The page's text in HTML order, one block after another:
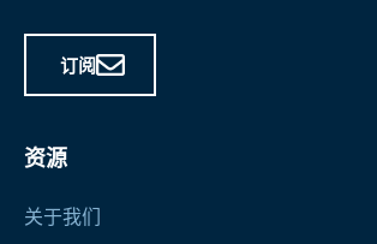
资源
关于我们
订阅